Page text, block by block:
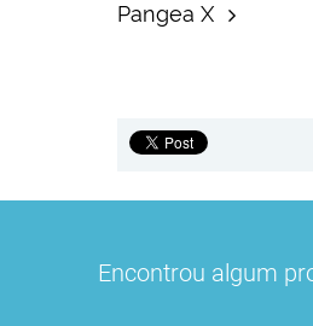
Pangea X
Encontrou algum